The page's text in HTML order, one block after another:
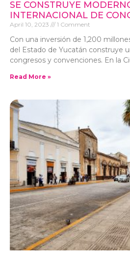
SE CONSTRUYE
INTERNACIONAL DE
April 10, 2023 1 Comment
Con una inversión de 1,200
del Estado de Yucatán construye
congresos y convenciones. En la
Read More »